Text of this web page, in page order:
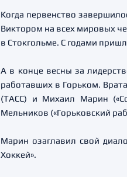
Когда первенство
Виктором на всех мировых
в Стокгольме. С годами
А в конце весны за
работавших в Горьком.
(ТАСС) и Михаил Марин
Мельников («Горьковский
Марин озаглавил свой
Хоккей».